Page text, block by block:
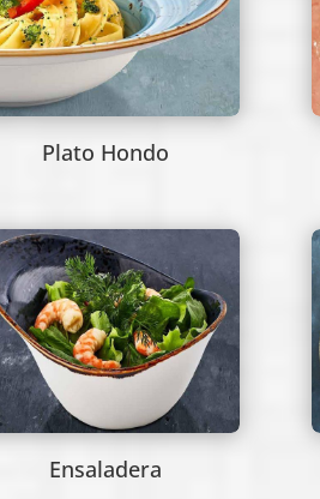
Plato Hondo
Ensaladera